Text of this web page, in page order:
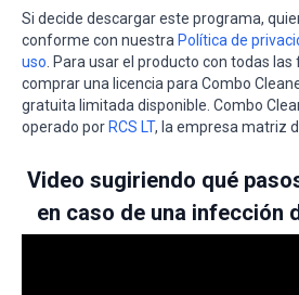
Si decide descargar este programa,
conforme con nuestra Política de
uso. Para usar el producto con todas las
comprar una licencia para Combo
gratuita limitada disponible. Combo
operado por RCS LT, la empresa matriz
Video sugiriendo qué
en caso de una infección